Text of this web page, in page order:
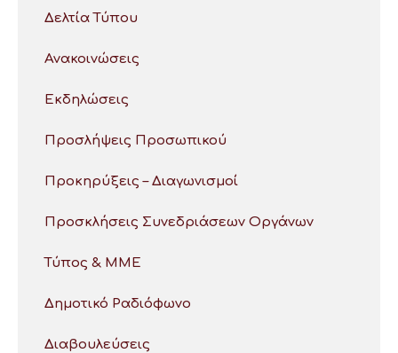
Δελτία Τύπου
Ανακοινώσεις
Εκδηλώσεις
Προσλήψεις Προσωπικού
Προκηρύξεις – Διαγωνισμοί
Προσκλήσεις Συνεδριάσεων Οργάνων
Τύπος & ΜΜΕ
Δημοτικό Ραδιόφωνο
Διαβουλεύσεις